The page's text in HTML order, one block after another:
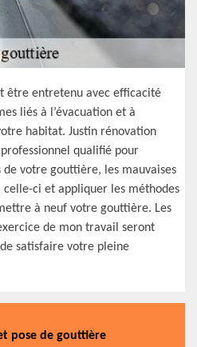
être entretenu avec efficacité
liés à l’évacuation et à
habitat. Justin rénovation
qualifié pour
votre gouttière, les mauvaises
ci et appliquer les méthodes
à neuf votre gouttière. Les
de mon travail seront
satisfaire votre pleine
pose de gouttière